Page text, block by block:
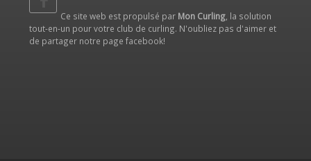
Ce site web est propulsé par Mon Curling , la solution
tout-en-un pour votre club de curling. N'oubliez pas d'aimer et
de partager notre page facebook!